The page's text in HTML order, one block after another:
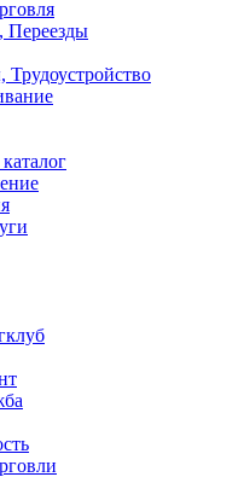
Переезды
Трудоустройство